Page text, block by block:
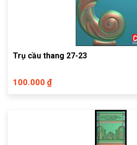
Trụ cầu thang 27-23
100.000 ₫